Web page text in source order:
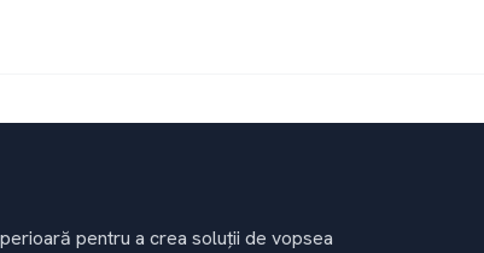
pentru a crea soluții de vopsea